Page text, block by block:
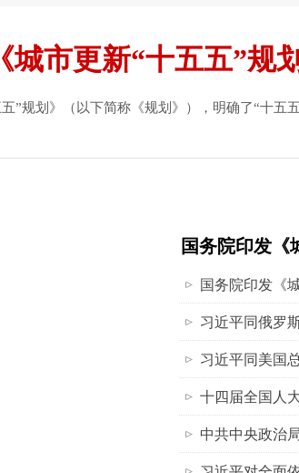
城市更新“十五五”规划
规划》（以下简称《规划》），明确了“十五
国务院印发《
国务院印发《
习近平同俄罗
习近平同美国
十四届全国人
中共中央政治